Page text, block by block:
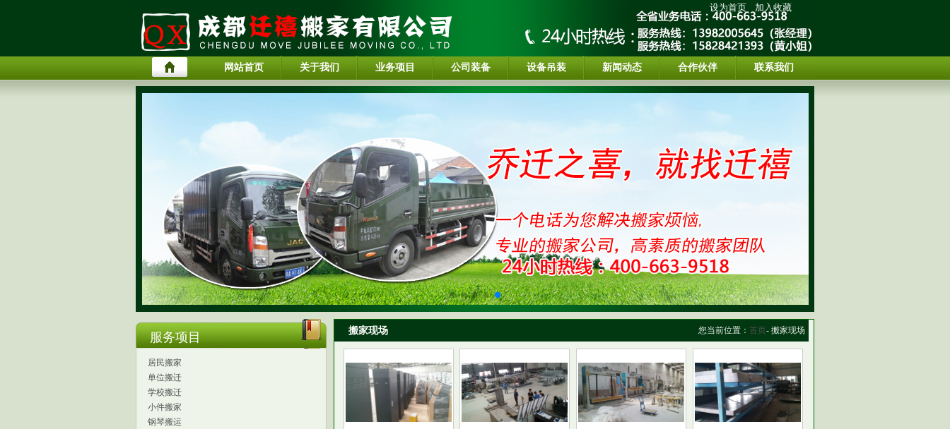
设为首页 加入收藏
网站首页 关于我们 业务项目 公司装备 设备吊装 新闻动态 合作伙伴 联系我们
服务项目
居民搬家
单位搬迁
学校搬迁
小件搬家
钢琴搬运
搬家现场 您当前位置： 首页- 搬家现场